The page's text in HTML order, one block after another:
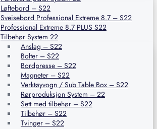
Løftebord – S22
Sveisebord Professional Extreme 8.7 – S22
Professional Extreme 8.7 PLUS S22
Tilbehør System 22
Anslag – S22
Bolter – S22
Bordpresse – S22
Magneter – S22
Verktøyvogn / Sub Table Box – S22
Rørproduksjon System – 22
Sett med tilbehør – S22
Tilbehør – S22
Tvinger – S22